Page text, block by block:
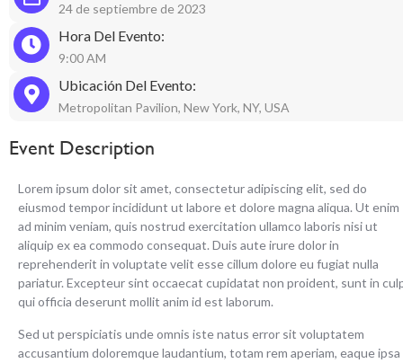
24 de septiembre de 2023
Hora Del Evento:
9:00 AM
Ubicación Del Evento:
Metropolitan Pavilion, New York, NY, USA
Event Description
Lorem ipsum dolor sit amet, consectetur adipiscing elit, sed do
eiusmod tempor incididunt ut labore et dolore magna aliqua. Ut enim
ad minim veniam, quis nostrud exercitation ullamco laboris nisi ut
aliquip ex ea commodo consequat. Duis aute irure dolor in
reprehenderit in voluptate velit esse cillum dolore eu fugiat nulla
pariatur. Excepteur sint occaecat cupidatat non proident, sunt in
qui officia deserunt mollit anim id est laborum.
Sed ut perspiciatis unde omnis iste natus error sit voluptatem
accusantium doloremque laudantium, totam rem aperiam, eaque ipsa